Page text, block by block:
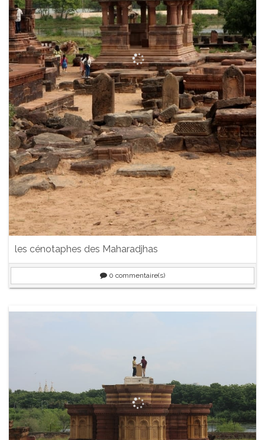
les cénotaphes des Maharadjhas
0 commentaire(s)